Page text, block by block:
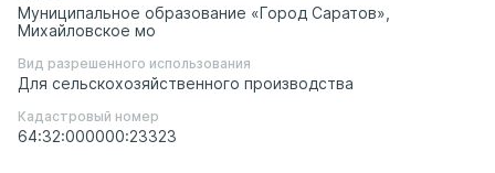
Муниципальное образование «Город Саратов»,
Михайловское мо
Вид разрешенного использования
Для сельскохозяйственного производства
Кадастровый номер
64:32:000000:23323